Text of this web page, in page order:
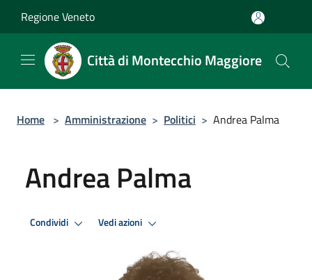
Regione Veneto
Città di Montecchio Maggiore
Home > Amministrazione > Politici > Andrea Palma
Andrea Palma
Condividi Vedi azioni